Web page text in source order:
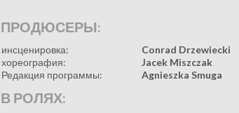
ПРОДЮСЕРЫ:
инсценировка:
Conrad Drzewiecki
хореография:
Jacek Miszczak
Редакция программы:
Agnieszka Smuga
В РОЛЯХ: